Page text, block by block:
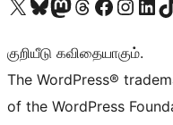
Visit our X (formerly Twitter) account
Visit our Bluesky account
Visit our Mastodon account
Visit our Threads account
Visit our Facebook page
Visit ourVisit our
குறியீடு கவிதையாகும்.
The WordPress®
of the WordPress